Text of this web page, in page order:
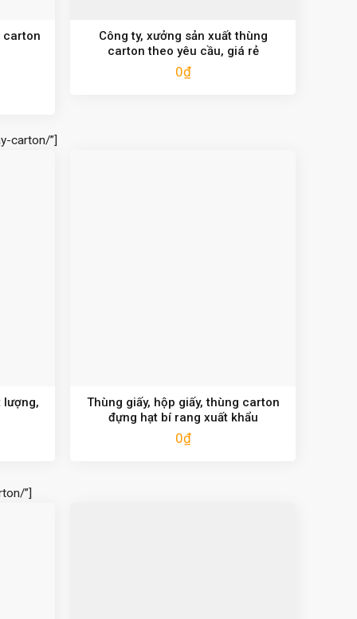
carton
Công ty, xưởng sản xuất thùng
carton theo yêu cầu, giá rẻ
0₫
carton/”]
lượng,
Thùng giấy, hộp giấy, thùng carton
đựng hạt bí rang xuất khẩu
0₫
”]